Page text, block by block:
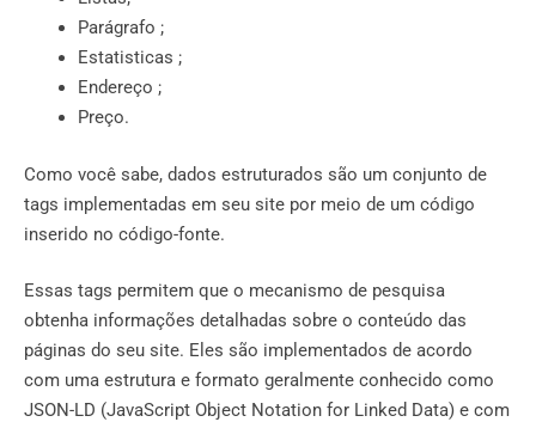
Parágrafo ;
Estatisticas ;
Endereço ;
Preço.
Como você sabe, dados estruturados são um conjunto de
tags implementadas em seu site por meio de um código
inserido no código-fonte.
Essas tags permitem que o mecanismo de pesquisa
obtenha informações detalhadas sobre o conteúdo das
páginas do seu site. Eles são implementados de acordo
com uma estrutura e formato geralmente conhecido como
JSON-LD (JavaScript Object Notation for Linked Data) e com